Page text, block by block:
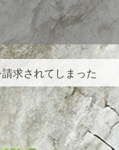
求されてしまった